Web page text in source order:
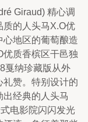
Giraud) 精心调
质的人头马X.O优
心地区的葡萄酿造
优质香槟区干邑独
戛纳珍藏版从外
赞。特别设计的
经典的人头马
电影院闪闪发光